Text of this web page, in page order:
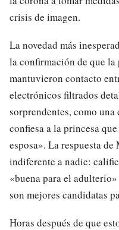
crisis de imagen.
La novedad más
la confirmación de que
mantuvieron contacto
electrónicos filtrados
sorprendentes, como
confiesa a la princesa
esposa». La respuesta
indiferente a nadie:
«buena para el
son mejores candidatas
Horas después de que